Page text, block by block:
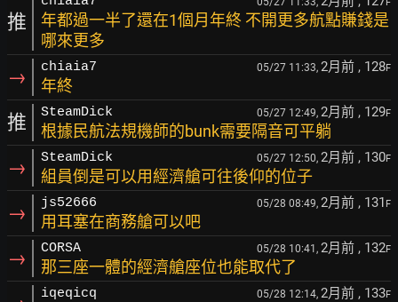
推
年都過一半了還在1個月年終 不開更多航點賺錢是
哪來更多
→ chiaia7 05/27 11:33, 2月前 , 128F
年終
推 SteamDick 05/27 12:49, 2月前 , 129F
根據民航法規機師的bunk需要隔音可平躺
→ SteamDick 05/27 12:50, 2月前 , 130F
組員倒是可以用經濟艙可往後仰的位子
→ js52666 05/28 08:49, 2月前 , 131 F
用耳塞在商務艙可以吧
→ CORSA 05/28 10:41, 2月前 , 132F
那三座一體的經濟艙座位也能取代了
iqeqicq 05/28 12:14, 2月前 , 133F